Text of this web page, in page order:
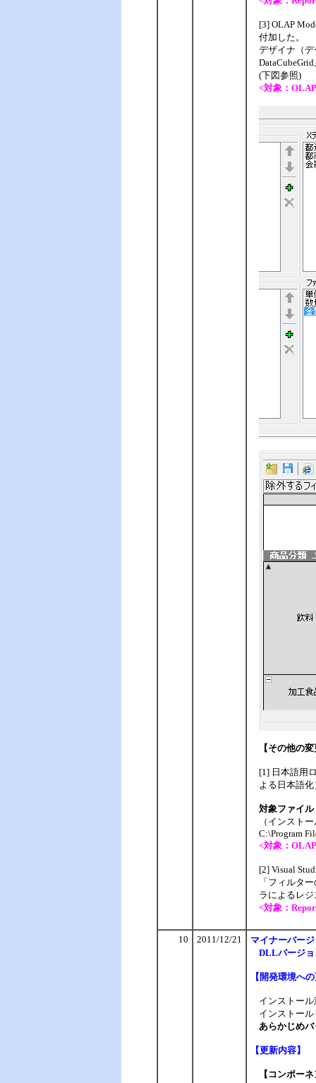
[3] OLAP
付加した。
デザイナ（
(下図参照)
<対象：
【その他の
[1] 日本語用
よる日本語化
対象ファイル
（インスト
C:\Program
<対象：
[2] Visual
「フィルタ
ラによるレ
<対象：
10 2011/12/21 マイナーバー
DLLバージ
【 開発環境へ
インストー
インストー
あらかじめ
【更新内容】
【コンポー